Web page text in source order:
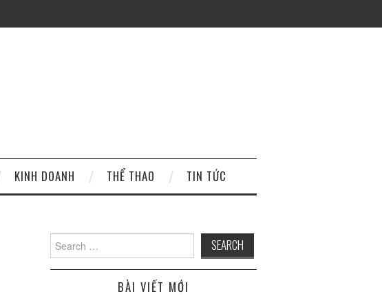
KINH DOANH THỂ THAO TIN TỨC
Search for:
BÀI VIẾT MỚI